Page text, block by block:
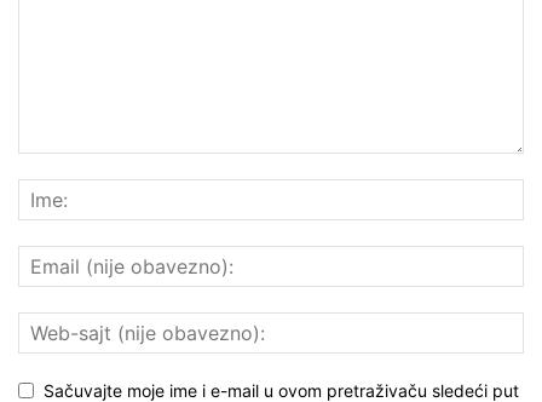
Sačuvajte moje ime i e-mail u ovom pretraživaču sledeći put